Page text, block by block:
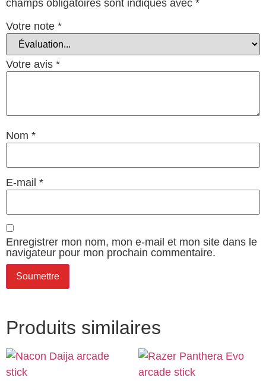
champs obligatoires sont indiqués avec *
Votre note *
Votre avis *
Nom *
E-mail *
Enregistrer mon nom, mon e-mail et mon site dans le
navigateur pour mon prochain commentaire.
Produits similaires